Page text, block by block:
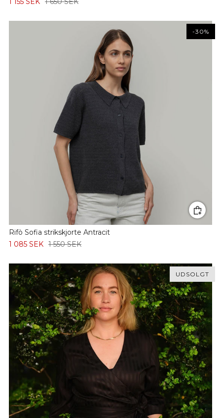
-30%
Rifò Sofia strikskjorte Antracit
1 085 SEK 1 550 SEK
UDSOLGT